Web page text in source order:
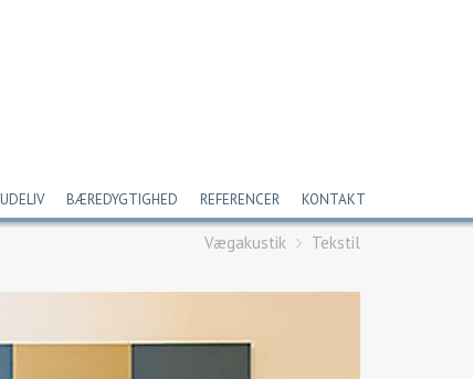
UDELIV BÆREDYGTIGHED REFERENCER KONTAKT
Vægakustik Tekstil